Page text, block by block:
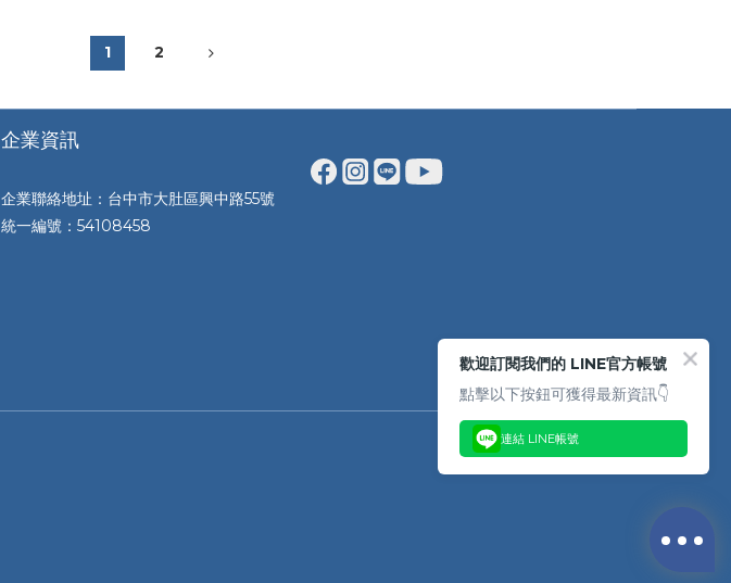
1 2
企業資訊
企業聯絡地址：台中市大肚區興中路55號
統一編號：54108458
歡迎訂閱我們的 LINE官方帳號
點擊以下按鈕可獲得最新資訊👇
連結 LINE帳號